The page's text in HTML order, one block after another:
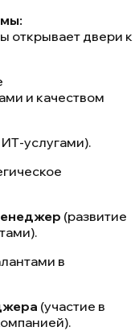
открывает двери к
и качеством
услугами).
(развитие
в
(участие в